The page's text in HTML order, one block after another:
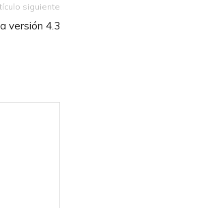
siguiente
versión 4.3